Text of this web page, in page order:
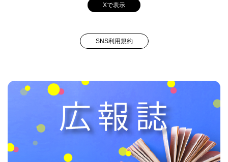
Xで表示
SNS利用規約